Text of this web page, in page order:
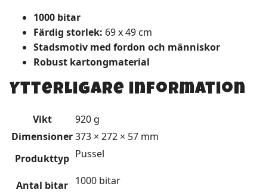
1000 bitar
Färdig storlek: 69 x 49 cm
Stadsmotiv med fordon och människor
Robust kartongmaterial
Ytterligare information
Vikt
920 g
Dimensioner373 × 272 × 57 mm
Produkttyp Pussel
Antal bitar 1000 bitar